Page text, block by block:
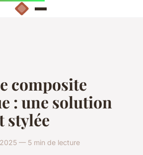
composite
: une solution
stylée
— 5 min de lecture